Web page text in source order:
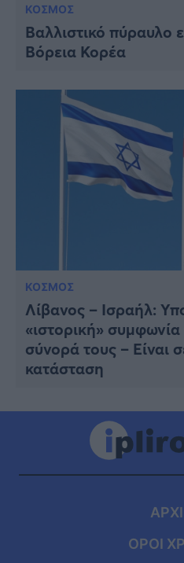
ΚΟΣΜΟΣ
Βαλλιστικό πύραυλο
Βόρεια Κορέα
ΚΟΣΜΟΣ
Λίβανος – Ισραήλ:
«ιστορική»
σύνορά τους – Είναι
κατάσταση
ΟΡΟΙ